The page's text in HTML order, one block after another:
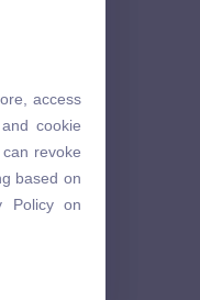
cookie
revoke
based on
on
access
cookie
revoke
based on
Policy on